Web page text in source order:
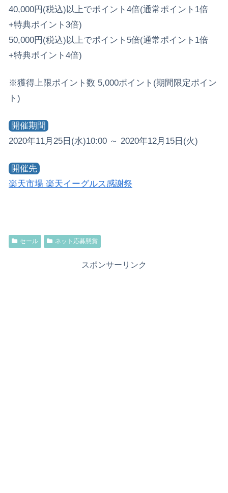
40,000円(税込)以上でポイント4倍(通常ポイント1倍
+特典ポイント3倍)
50,000円(税込)以上でポイント5倍(通常ポイント1倍
+特典ポイント4倍)
※獲得上限ポイント数 5,000ポイント(期間限定ポイン
ト)
開催期間
2020年11月25日(水)10:00 ～ 2020年12月15日(火)
開催先
楽天市場 楽天イーグルス感謝祭
セール ネット応募懸賞
スポンサーリンク